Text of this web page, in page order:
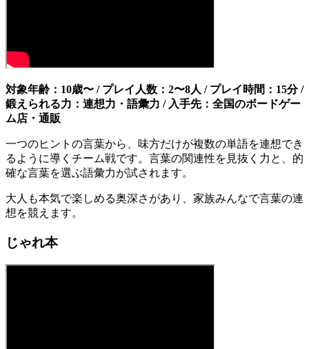
対象年齢：10歳〜 / プレイ人数：2〜8人 / プレイ時間：15分 /
鍛えられる力：連想力・語彙力 / 入手先：全国のボードゲー
ム店・通販
一つのヒントの言葉から、味方だけが複数の単語を連想でき
るように導くチーム戦です。言葉の関連性を見抜く力と、的
確な言葉を選ぶ語彙力が試されます。
大人も本気で楽しめる奥深さがあり、家族みんなで言葉の連
想を競えます。
じゃれ本